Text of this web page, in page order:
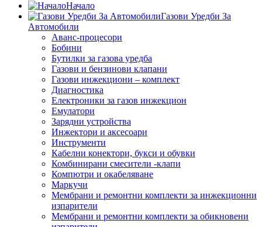
Начало
Газови Уредби За
Автомобили
Аванс-процесори
Бобини
Бутилки за газова уредба
Газови и бензинови клапани
Газови инжекциони – комплект
Диагностика
Електроники за газов инжекцион
Емулатори
Зарядни устройства
Инжектори и аксесоари
Инструменти
Кабелни конектори, букси и обувки
Комбинирани смесители -клапи
Компютри и окабеляване
Маркучи
Мембрани и ремонтни комплекти за инжекционни
изпарители
Мембрани и ремонтни комплекти за обикновени